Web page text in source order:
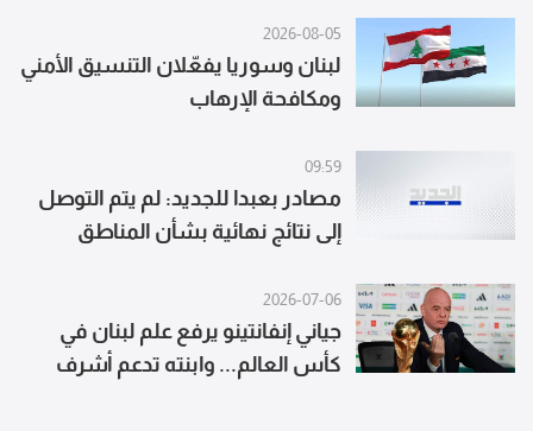
2026-08-05
لبنان وسوريا يفعّلان التنسيق الأمني
ومكافحة الإرهاب
09:59
مصادر بعبدا للجديد: لم يتم التوصل
إلى نتائج نهائية بشأن المناطق
إلى مناطق جديدة وإصرار إسرائيل على
التحقق في المنطقتين الأوليين أولًا
2026-07-06
جياني إنفانتينو يرفع علم لبنان في
كأس العالم... وابنته تدعم أشرف